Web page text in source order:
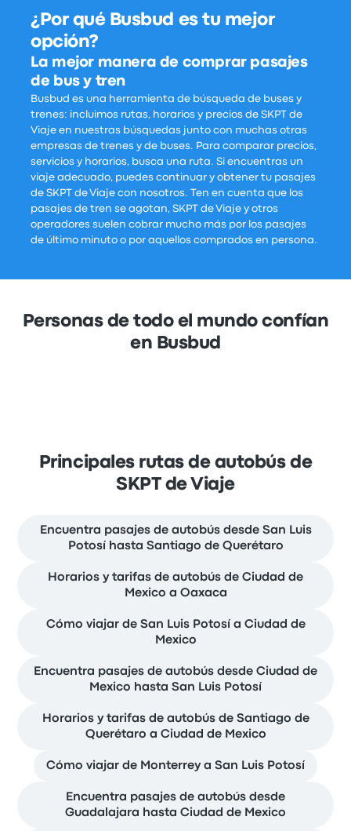
¿Por qué Busbud es tu mejor
opción?
La mejor manera de comprar pasajes
de bus y tren
Busbud es una herramienta de búsqueda de buses y
trenes: incluimos rutas, horarios y precios de SKPT de
Viaje en nuestras búsquedas junto con muchas otras
empresas de trenes y de buses. Para comparar precios,
servicios y horarios, busca una ruta. Si encuentras un
viaje adecuado, puedes continuar y obtener tu pasajes
de SKPT de Viaje con nosotros. Ten en cuenta que los
pasajes de tren se agotan, SKPT de Viaje y otros
operadores suelen cobrar mucho más por los pasajes
de último minuto o por aquellos comprados en persona.
Personas de todo el mundo confían
en Busbud
Principales rutas de autobús de
SKPT de Viaje
Encuentra pasajes de autobús desde San Luis
Potosí hasta Santiago de Querétaro
Horarios y tarifas de autobús de Ciudad de
Mexico a Oaxaca
Cómo viajar de San Luis Potosí a Ciudad de
Mexico
Encuentra pasajes de autobús desde Ciudad de
Mexico hasta San Luis Potosí
Horarios y tarifas de autobús de Santiago de
Querétaro a Ciudad de Mexico
Cómo viajar de Monterrey a San Luis Potosí
Encuentra pasajes de autobús desde
Guadalajara hasta Ciudad de Mexico